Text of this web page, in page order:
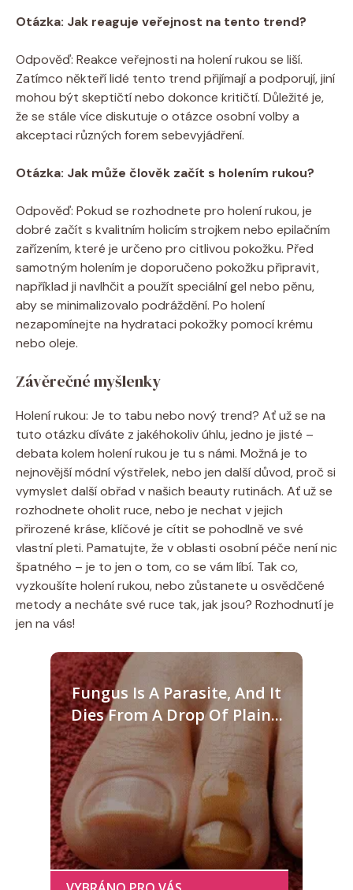
Otázka: Jak reaguje veřejnost na tento trend?
Odpověď: Reakce veřejnosti na holení rukou se liší.
Zatímco někteří lidé tento trend přijímají a podporují, jiní
mohou být skeptičtí nebo dokonce kritičtí. Důležité je,
že se stále více diskutuje o otázce osobní volby a
akceptaci různých forem sebevyjádření.
Otázka: Jak může člověk začít s holením rukou?
Odpověď: Pokud se rozhodnete pro holení rukou, je
dobré začít s kvalitním holicím strojkem nebo epilačním
zařízením, které je určeno pro citlivou pokožku. Před
samotným holením je doporučeno pokožku připravit,
například ji navlhčit a použít speciální gel nebo pěnu,
aby se minimalizovalo podráždění. Po holení
nezapomínejte na hydrataci pokožky pomocí krému
nebo oleje.
Závěrečné myšlenky
Holení rukou: Je to tabu nebo nový trend? Ať už se na
tuto otázku díváte z jakéhokoliv úhlu, jedno je jisté –
debata kolem holení rukou je tu s námi. Možná je to
nejnovější módní výstřelek, nebo jen další důvod, proč si
vymyslet další obřad v našich beauty rutinách. Ať už se
rozhodnete oholit ruce, nebo je nechat v jejich
přirozené kráse, klíčové je cítit se pohodlně ve své
vlastní pleti. Pamatujte, že v oblasti osobní péče není nic
špatného – je to jen o tom, co se vám líbí. Tak co,
vyzkoušíte holení rukou, nebo zůstanete u osvědčené
metody a necháte své ruce tak, jak jsou? Rozhodnutí je
jen na vás!
Fungus Is A Parasite, And It
Dies From A Drop Of Plain...